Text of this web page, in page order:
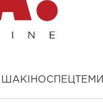
КІНОСПЕЦТЕМИ